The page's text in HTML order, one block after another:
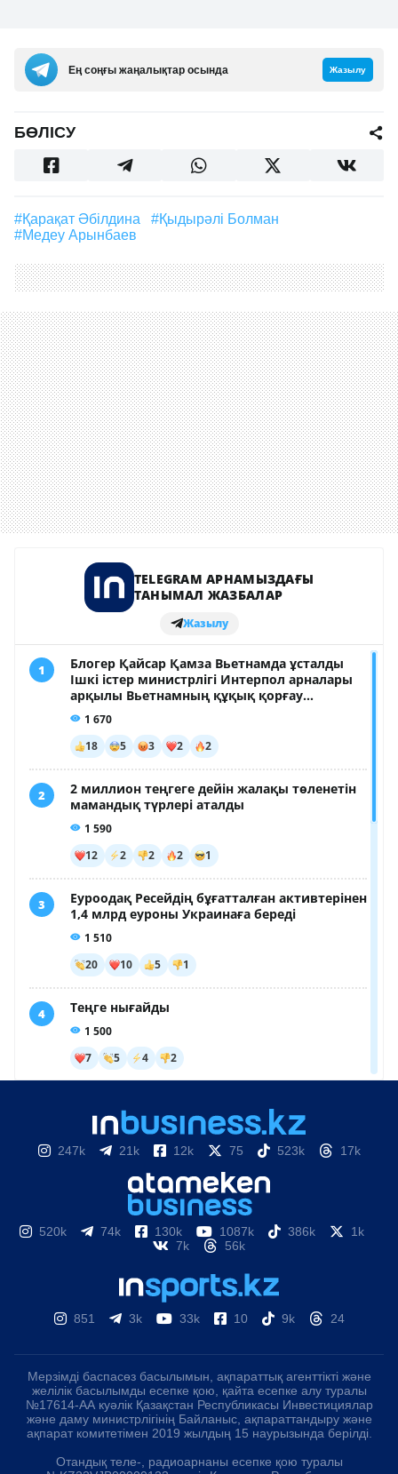
Ең соңғы жаңалықтар осында Жазылу
БӨЛІСУ
#Қарақат Әбілдина
#Қыдырәлі Болман
#Медеу Арынбаев
247k 21k 12k 75 523k 17k
520k 74k 130k 1087k 386k
1k
7k
56k
851 3k 33k 10 9k 24
Мерзімді баспасөз басылымын, ақпараттық агенттікті және
желілік басылымды есепке қою, қайта есепке алу туралы
№17614-АА куәлік Қазақстан Республикасы Инвестициялар
және даму министрлігінің Байланыс, ақпараттандыру және
ақпарат комитетімен 2019 жылдың 15 наурызында берілді.
Отандық теле-, радиоарнаны есепке қою туралы